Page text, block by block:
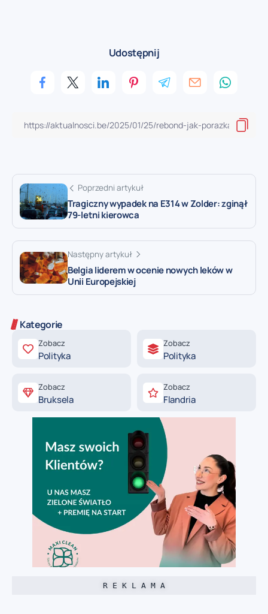
Udostępnij
Poprzedni artykuł
Tragiczny wypadek na E314 w Zolder: zginął
79-letni kierowca
Następny artykuł
Belgia liderem w ocenie nowych leków w
Unii Europejskiej
Kategorie
Zobacz
Polityka
Zobacz
Polityka
Zobacz
Bruksela
Zobacz
Flandria
R E K L A M A